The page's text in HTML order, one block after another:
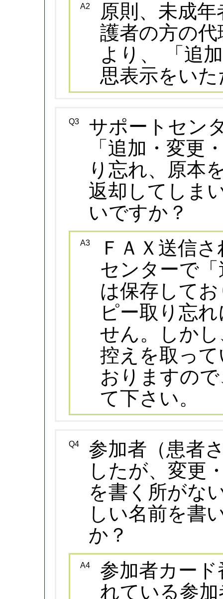
A2
原則、未成
護者の方の
より、 「追
思表示をい
Q3
サポートセン
「追加・変更
り忘れ、原本
返却してしま
いですか？
A3
ＦＡＸ送信
センターで
は保存して
ピー取り忘
せん。しか
控えを取っ
おりますの
て下さい。
Q4
参加者（患者
したが、変更
を書く所がな
しい名前を書
か？
A4
参加者カー
れている参